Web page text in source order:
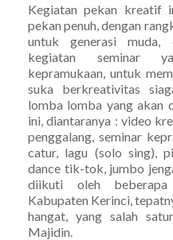
Kegiatan pekan kreatif
pekan penuh, dengan
untuk generasi muda,
kegiatan seminar
kepramukaan, untuk
suka berkreativitas
lomba lomba yang akan
ini, diantaranya : video
penggalang, seminar
catur, lagu (solo sing),
dance tik-tok, jumbo
diikuti oleh
Kabupaten Kerinci,
hangat, yang salah
Majidin.